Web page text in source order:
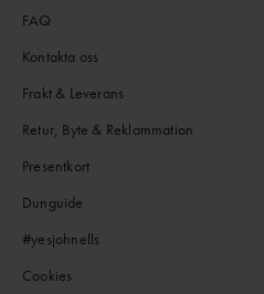
FAQ
Kontakta oss
Frakt & Leverans
Retur, Byte & Reklammation
Presentkort
Dunguide
#yesjohnells
Cookies